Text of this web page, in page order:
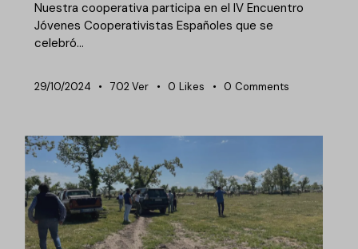
Nuestra cooperativa participa en el IV Encuentro
Jóvenes Cooperativistas Españoles que se
celebró…
29/10/2024 702 Ver 0 Likes 0 Comments